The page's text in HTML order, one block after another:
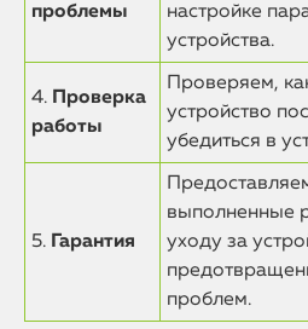
проблемы
настройке
устройства.
4. Проверка
работы
Проверяем,
устройство
убедиться в
5. Гарантия
выполненные
уходу за
проблем.